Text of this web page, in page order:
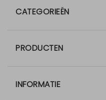
CATEGORIEËN
PRODUCTEN
INFORMATIE